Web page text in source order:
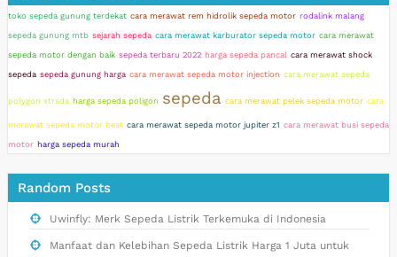
toko sepeda gunung terdekat cara merawat rem hidrolik sepeda motor rodalink malang
sepeda gunung mtb sejarah sepeda cara merawat karburator sepeda motor cara merawat
sepeda motor dengan baik sepeda terbaru 2022 harga sepeda pancal cara merawat shock
sepeda sepeda gunung harga cara merawat sepeda motor injection cara merawat sepeda
polygon xtrada harga sepeda poligon sepeda cara merawat pelek sepeda motor cara
merawat sepeda motor beat cara merawat sepeda motor jupiter z1 cara merawat busi sepeda
motor harga sepeda murah
Random Posts
Uwinfly: Merk Sepeda Listrik Terkemuka di Indonesia
Manfaat dan Kelebihan Sepeda Listrik Harga 1 Juta untuk